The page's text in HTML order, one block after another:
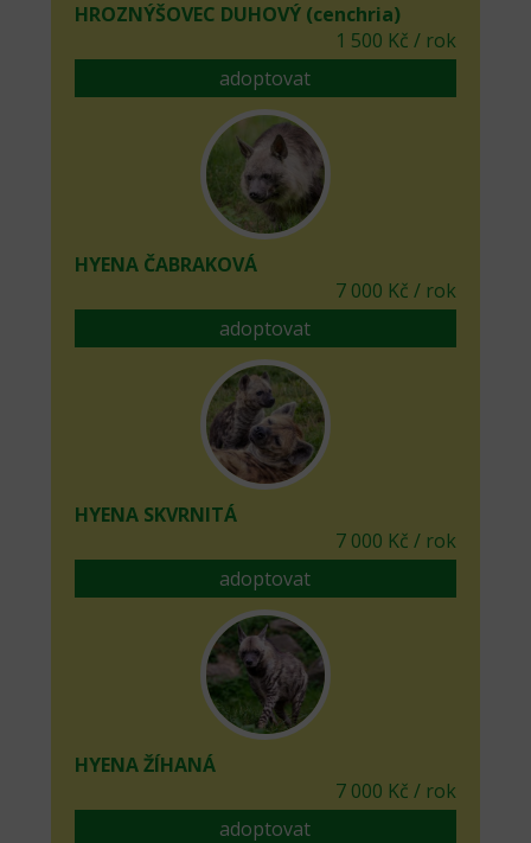
HROZNÝŠOVEC DUHOVÝ (cenchria)
1 500 Kč / rok
adoptovat
HYENA ČABRAKOVÁ
7 000 Kč / rok
adoptovat
HYENA SKVRNITÁ
7 000 Kč / rok
adoptovat
HYENA ŽÍHANÁ
7 000 Kč / rok
adoptovat